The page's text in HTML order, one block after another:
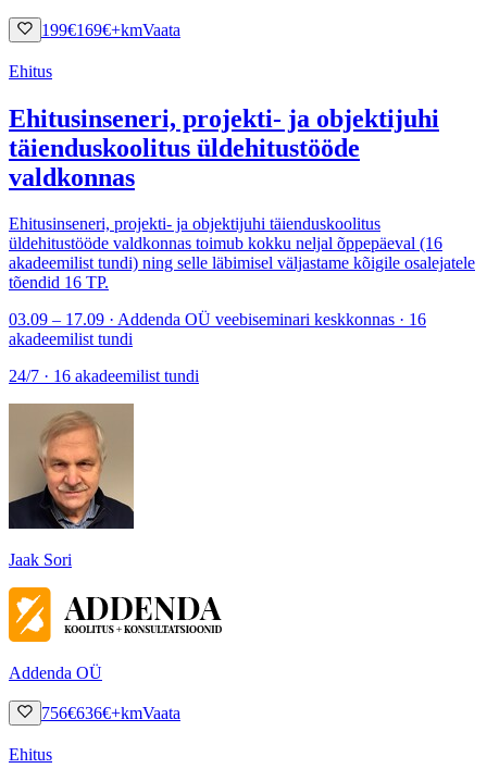
199€169€+kmVaata
Ehitus
Ehitusinseneri, projekti- ja objektijuhi
täienduskoolitus üldehitustööde
valdkonnas
Ehitusinseneri, projekti- ja objektijuhi täienduskoolitus
üldehitustööde valdkonnas toimub kokku neljal õppepäeval (16
akadeemilist tundi) ning selle läbimisel väljastame kõigile osalejatele
tõendid 16 TP.
03.09 – 17.09 · Addenda OÜ veebiseminari keskkonnas · 16
akadeemilist tundi
24/7 · 16 akadeemilist tundi
Jaak Sori
Addenda OÜ
756€636€+kmVaata
Ehitus